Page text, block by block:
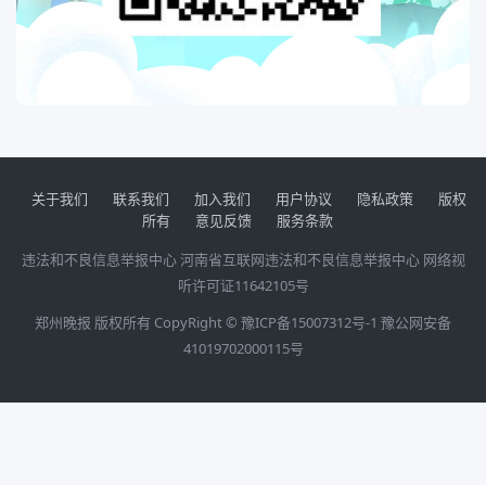
关于我们 联系我们 加入我们 用户协议 隐私政策
版权
所有
意见反馈
服务条款
违法和不良信息举报中心河南省互联网违法和不良信息举报中心 网络视
听许可证11642105号
郑州晚报 版权所有 CopyRight © 豫ICP备15007312号-1 豫公网安备
41019702000115号